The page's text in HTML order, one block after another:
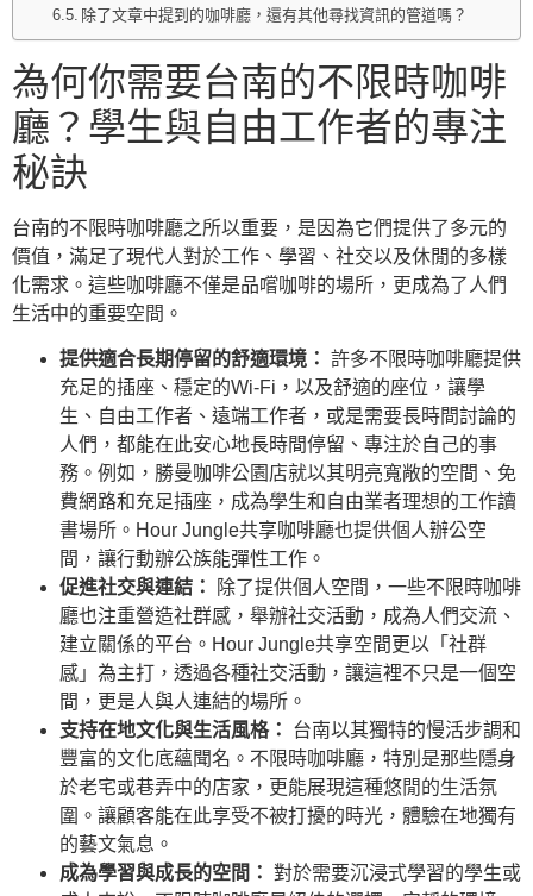
除了文章中提到的咖啡廳，還有其他尋找資訊的管道嗎？
為何你需要台南的不限時咖啡
廳？學生與自由工作者的專注
秘訣
台南的不限時咖啡廳之所以重要，是因為它們提供了多元的
價值，滿足了現代人對於工作、學習、社交以及休閒的多樣
化需求。這些咖啡廳不僅是品嚐咖啡的場所，更成為了人們
生活中的重要空間。
提供適合長期停留的舒適環境： 許多不限時咖啡廳提供
充足的插座、穩定的Wi-Fi，以及舒適的座位，讓學
生、自由工作者、遠端工作者，或是需要長時間討論的
人們，都能在此安心地長時間停留、專注於自己的事
務。例如，勝曼咖啡公園店就以其明亮寬敞的空間、免
費網路和充足插座，成為學生和自由業者理想的工作讀
書場所。Hour Jungle共享咖啡廳也提供個人辦公空
間，讓行動辦公族能彈性工作。
促進社交與連結：
除了提供個人空間，一些不限時咖啡
廳也注重營造社群感，舉辦社交活動，成為人們交流、
建立關係的平台。Hour Jungle共享空間更以「社群
感」為主打，透過各種社交活動，讓這裡不只是一個空
間，更是人與人連結的場所。
支持在地文化與生活風格：
台南以其獨特的慢活步調和
豐富的文化底蘊聞名。不限時咖啡廳，特別是那些隱身
於老宅或巷弄中的店家，更能展現這種悠閒的生活氛
圍。讓顧客能在此享受不被打擾的時光，體驗在地獨有
的藝文氣息。
成為學習與成長的空間： 對於需要沉浸式學習的學生或